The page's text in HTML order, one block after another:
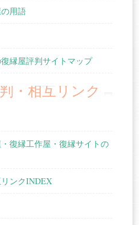
用語
縁屋評判サイトマップ
・相互リンク
復縁工作屋・復縁サイトの
ンクINDEX